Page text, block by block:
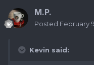
M.P.
Posted February
Kevin said: